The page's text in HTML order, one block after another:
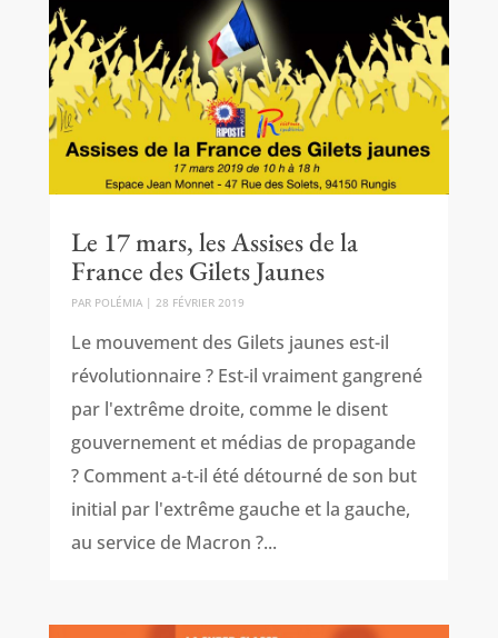
Le 17 mars, les Assises de la
France des Gilets Jaunes
PAR POLÉMIA| 28 FÉVRIER 2019
Le mouvement des Gilets jaunes est-il
révolutionnaire ? Est-il vraiment gangrené
par l'extrême droite, comme le disent
gouvernement et médias de propagande
? Comment a-t-il été détourné de son but
initial par l'extrême gauche et la gauche,
au service de Macron ?...